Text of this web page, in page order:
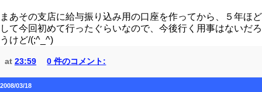
まあその支店に給与振り込み用の口座を作ってから、５年ほど
して今回初めて行ったぐらいなので、今後行く用事はないだろ
うけど/(;^_^)
at 23:59 0 件のコメント:
2008/03/18